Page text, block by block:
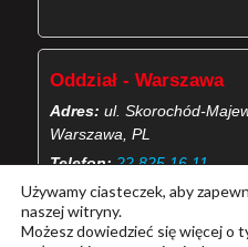
Oddział - Warszawa
Adres: ul. Skorochód-
Warszawa, PL
Telefon: 22 825 16 11
Email:
Używamy ciasteczek, aby
naszej witryny.
Możesz dowiedzieć się więcej o